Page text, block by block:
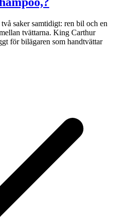
saker samtidigt: ren bil och en
tvättarna. King Carthur
för bilägaren som handtvättar